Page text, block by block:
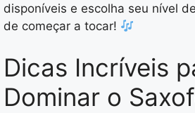
disponíveis e escolha seu nível
de começar a tocar!
Dicas Incríveis
Dominar o